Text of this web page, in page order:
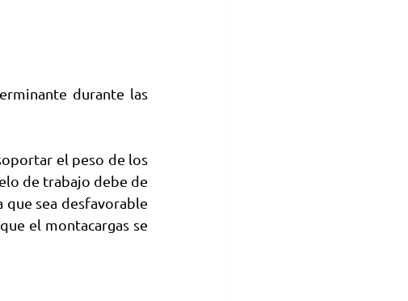
durante las
el peso de los
de trabajo debe de
que sea desfavorable
el montacargas se